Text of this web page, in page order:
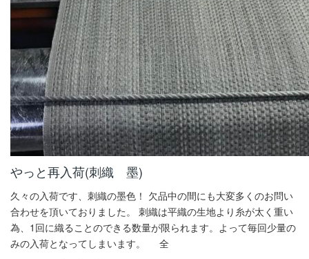
やっと再入荷(刺織 墨)
久々の入荷です、刺織の墨色！ 欠品中の間にも大変多くのお問い
合わせを頂いておりました。 刺織は平織の生地より糸が太く重い
為、1回に織ることのできる数量が限られます。よって毎回少量の
みの入荷となってしまいます。 全